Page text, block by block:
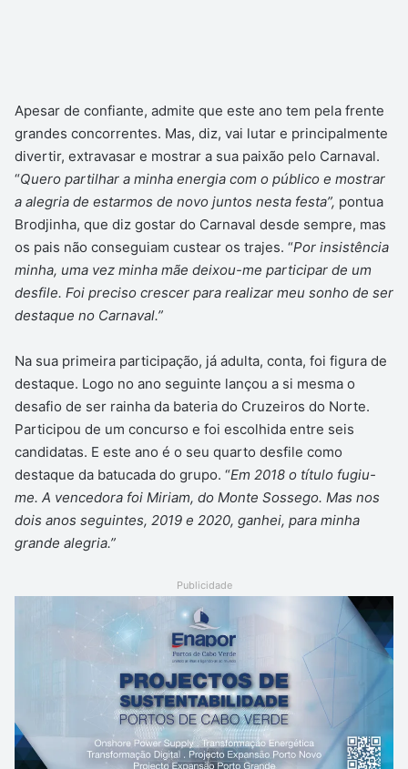
Apesar de confiante, admite que este ano tem pela frente
grandes concorrentes. Mas, diz, vai lutar e principalmente
divertir, extravasar e mostrar a sua paixão pelo Carnaval.
“Quero partilhar a minha energia com o público e mostrar
a alegria de estarmos de novo juntos nesta festa”, pontua
Brodjinha, que diz gostar do Carnaval desde sempre, mas
os pais não conseguiam custear os trajes. “Por insistência
minha, uma vez minha mãe deixou-me participar de um
desfile. Foi preciso crescer para realizar meu sonho de ser
destaque no Carnaval.”
Na sua primeira participação, já adulta, conta, foi figura de
destaque. Logo no ano seguinte lançou a si mesma o
desafio de ser rainha da bateria do Cruzeiros do Norte.
Participou de um concurso e foi escolhida entre seis
candidatas. E este ano é o seu quarto desfile como
destaque da batucada do grupo. “Em 2018 o título fugiu-
me. A vencedora foi Miriam, do Monte Sossego. Mas nos
dois anos seguintes, 2019 e 2020, ganhei, para minha
grande alegria.”
Publicidade